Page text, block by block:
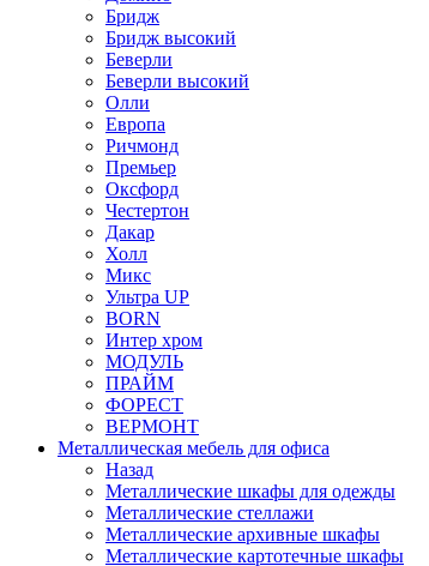
Бридж
Бридж высокий
Беверли
Беверли высокий
Олли
Европа
Ричмонд
Премьер
Оксфорд
Честертон
Дакар
Холл
Микс
Ультра UP
BORN
Интер хром
МОДУЛЬ
ПРАЙМ
ФОРЕСТ
ВЕРМОНТ
Металлическая мебель для офиса
Назад
Металлические шкафы для одежды
Металлические стеллажи
Металлические архивные шкафы
Металлические картотечные шкафы